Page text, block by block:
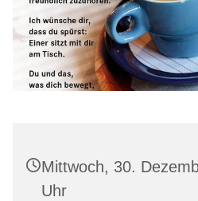
Mittwoch, 30.
Uhr